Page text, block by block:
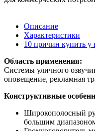
Описание
Характеристики
10 причин купить у
Область применения:
Системы уличного
оповещение, рекламная
Конструктивные
Широкополосный
большим